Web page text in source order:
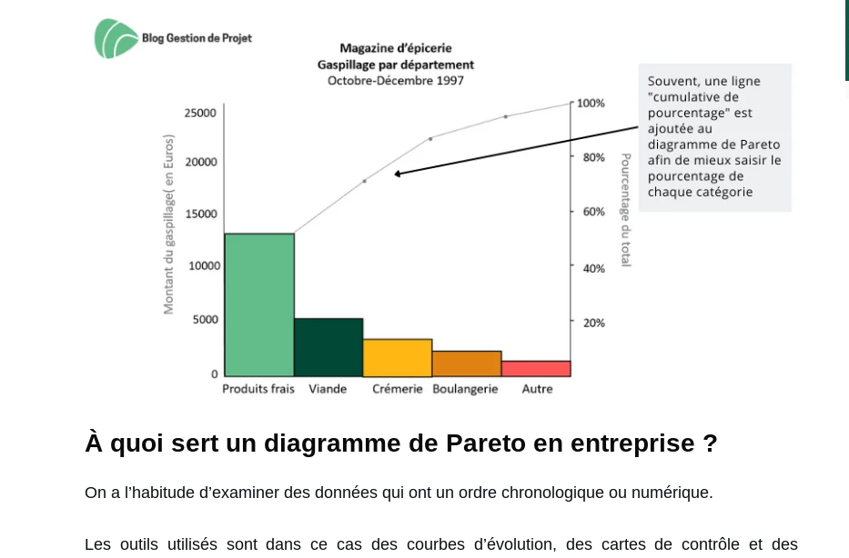
À quoi sert un diagramme de Pareto en entreprise ?
On a l’habitude d’examiner des données qui ont un ordre chronologique ou numérique.
Les outils utilisés sont dans ce cas des courbes d’évolution, des cartes de contrôle et des